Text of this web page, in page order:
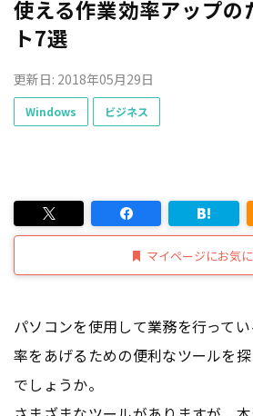
使える作業効率アップの
ト7選
更新日: 2018年05月29日
Windows ビジネス
マイページにお気
パソコンを使用して業務を行って
率をあげるための便利なツールを
でしょうか。